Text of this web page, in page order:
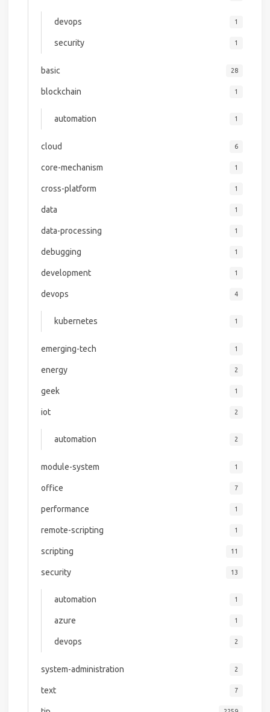
devops 1
security 1
basic 28
blockchain 1
automation 1
cloud 6
core-mechanism 1
cross-platform 1
data 1
data-processing 1
debugging 1
development 1
devops 4
kubernetes 1
emerging-tech 1
energy 2
geek 1
iot 2
automation 2
module-system 1
office 7
performance 1
remote-scripting 1
scripting 11
security 13
automation 1
azure 1
devops 2
system-administration 2
text 7